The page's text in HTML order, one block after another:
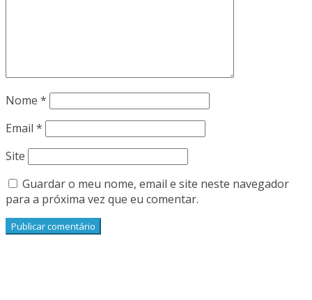
Nome *
Email *
Site
Guardar o meu nome, email e site neste navegador
para a próxima vez que eu comentar.